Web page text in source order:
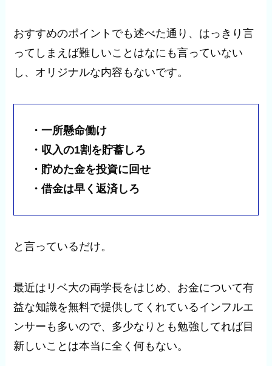
おすすめのポイントでも述べた通り、はっきり言
ってしまえば難しいことはなにも言っていない
し、オリジナルな内容もないです。
・一所懸命働け
・収入の1割を貯蓄しろ
・貯めた金を投資に回せ
・借金は早く返済しろ
と言っているだけ。
最近はリベ大の両学長をはじめ、お金について有
益な知識を無料で提供してくれているインフルエ
ンサーも多いので、多少なりとも勉強してれば目
新しいことは本当に全く何もない。